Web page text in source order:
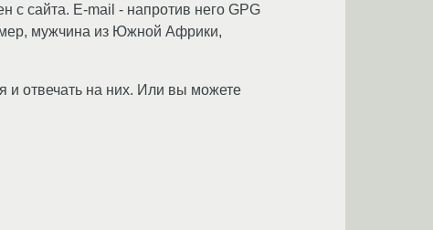
с сайта. E-mail - напротив него GPG
мужчина из Южной Африки,
и отвечать на них. Или вы можете